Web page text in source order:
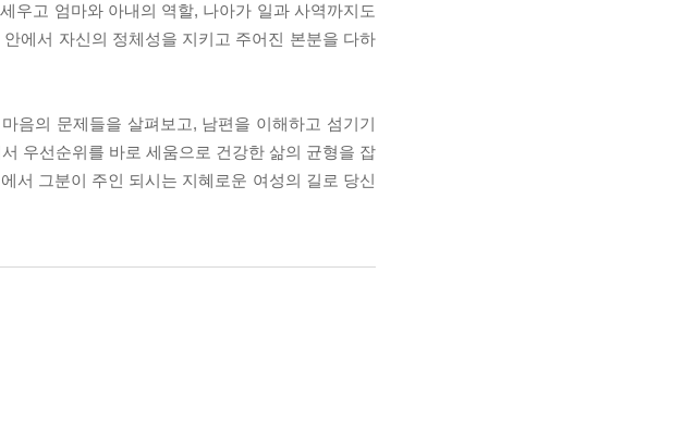
우고 엄마와 아내의 역할, 나아가 일과 사역까지도
에서 자신의 정체성을 지키고 주어진 본분을 다하
음의 문제들을 살펴보고, 남편을 이해하고 섬기기
우선순위를 바로 세움으로 건강한 삶의 균형을 잡
서 그분이 주인 되시는 지혜로운 여성의 길로 당신